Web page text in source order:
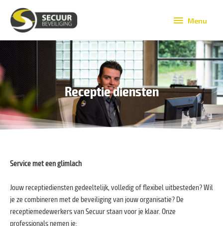
naar
inhoud
Menu
Receptie diensten
Service met een glimlach
Jouw receptiediensten gedeeltelijk, volledig of flexibel uitbesteden? Wil
je ze combineren met de beveiliging van jouw organisatie? De
receptiemedewerkers van Secuur staan voor je klaar. Onze
professionals nemen je: